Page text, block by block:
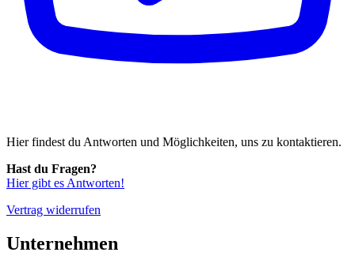
Hier findest du Antworten und Möglichkeiten, uns zu kontaktieren.
Hast du Fragen?
Hier gibt es Antworten!
Vertrag widerrufen
Unternehmen